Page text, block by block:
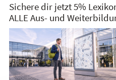
Sichere dir jetzt 5%
ALLE Aus- und